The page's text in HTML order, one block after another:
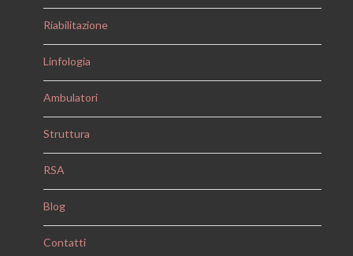
Riabilitazione
Linfologia
Ambulatori
Struttura
RSA
Blog
Contatti